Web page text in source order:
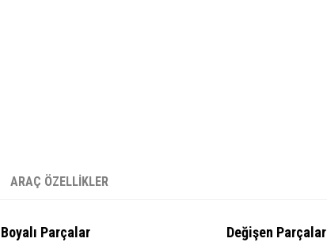
ARAÇ ÖZELLİKLER
Boyalı Parçalar Değişen Parçalar